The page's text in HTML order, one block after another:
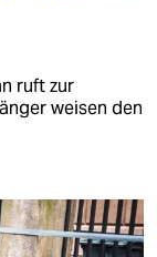
ruft zur
weisen den